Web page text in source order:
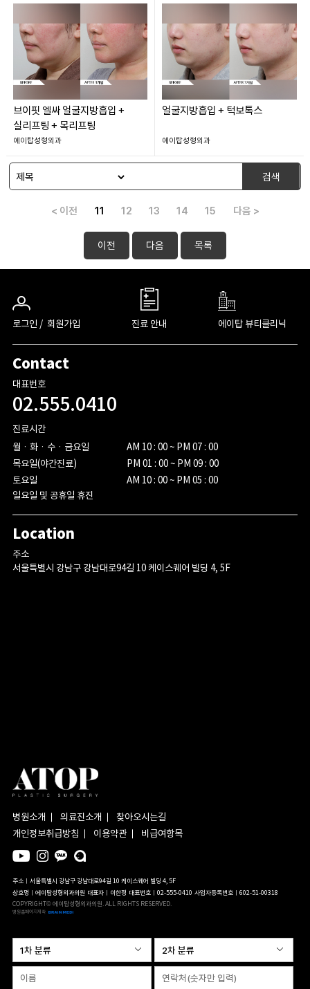
브이핏 엘싸 얼굴지방흡입 +
실리프팅 + 목리프팅
에이탑성형외과
얼굴지방흡입 + 턱보톡스
에이탑성형외과
검색
< 이전 11 12 13 14 15 다음 >
이전 다음 목록
로그인 / 회원가입 진료 안내 에이탑 뷰티클리닉
Contact
대표번호
02.555.0410
진료시간
월ㆍ화ㆍ수ㆍ금요일
목요일(야간진료)
토요일
AM 10 : 00 ~ PM 07 : 00
PM 01 : 00 ~ PM 09 : 00
AM 10 : 00 ~ PM 05 : 00
일요일 및 공휴일 휴진
Location
주소
서울특별시 강남구 강남대로94길 10 케이스퀘어 빌딩 4, 5F
병원소개 의료진소개
찾아오시는길
개인정보취급방침
이용약관 비급여항목
주소ㅣ서울특별시 강남구 강남대로94길 10 케이스퀘어 빌딩 4, 5F
상호명ㅣ에이탑성형외과의원 대표자ㅣ이한정 대표번호ㅣ02-555-0410 사업자등록번호ㅣ602-51-00318
COPYRIGHT© 에이탑성형외과의원. ALL RIGHTS RESERVED.
병원홈페이지제작